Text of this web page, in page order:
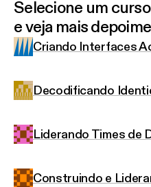
Selecione um curso
e veja mais
Criando Interfaces
Decodificando
Liderando Times de
Construindo e